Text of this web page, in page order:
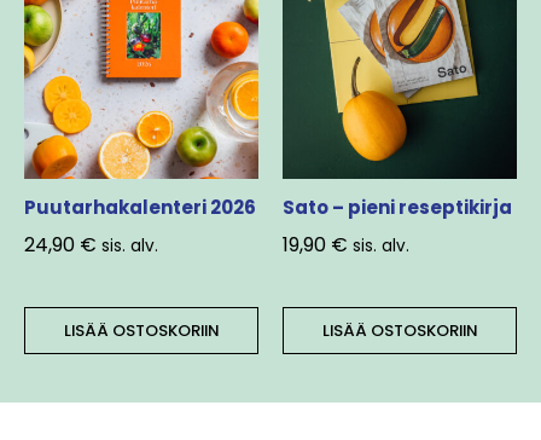
Puutarhakalenteri 2026
24,90 € sis. alv.
LISÄÄ OSTOSKORIIN
Sato – pieni reseptikirja
19,90 € sis. alv.
LISÄÄ OSTOSKORIIN